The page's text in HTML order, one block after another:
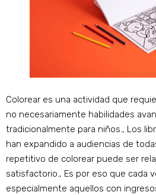
Colorear es una actividad que
no necesariamente habilidades
tradicionalmente para niños., Los
han expandido a audiencias de
repetitivo de colorear puede ser
satisfactorio., Es por eso que cada
especialmente aquellos con